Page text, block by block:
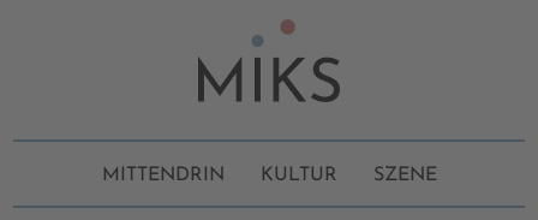
MITTENDRIN KULTUR SZENE